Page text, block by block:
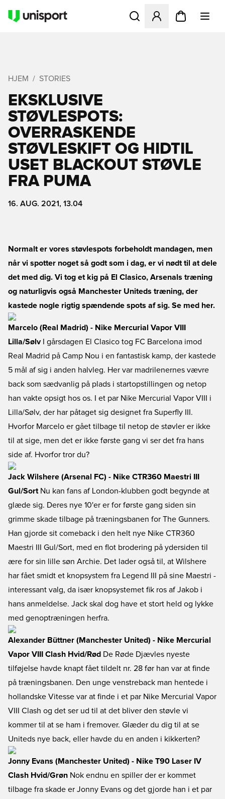
Åbner en Modal til at
HJEM STORIES
EKSKLUSIVE
STØVLESPOTS:
OVERRASKENDE
STØVLESKIFT OG HIDTIL
USET BLACKOUT STØVLE
FRA PUMA
16. AUG. 2021, 13.04
Normalt er vores støvlespots forbeholdt mandagen, men
når vi spotter noget så godt som i dag, er vi nødt til at dele
det med dig. Vi tog et kig på El Clasico, Arsenals træning
og naturligvis også Manchester Uniteds træning, der
kastede nogle rigtig spændende spots af sig. Se med her.
Marcelo (Real Madrid) - Nike Mercurial Vapor VIII
Lilla/SølvI gårsdagen El Clasico tog FC Barcelona imod
Real Madrid på Camp Nou i en fantastisk kamp, der kastede
5 mål af sig i anden halvleg. Her var madrilenernes vævre
back som sædvanlig på plads i startopstillingen og netop
han vakte opsigt hos os. I et par Nike Mercurial Vapor VIII i
Lilla/Sølv, der har påtaget sig designet fra Superfly III.
Hvorfor Marcelo er gået tilbage til netop de støvler er ikke
til at sige, men det er ikke første gang vi ser det fra hans
side af. Hvorfor tror du?
Jack Wilshere (Arsenal FC) - Nike CTR360 Maestri III
Gul/Sort Nu kan fans af London-klubben godt begynde at
glæde sig. Deres nye 10'er er for første gang siden sin
grimme skade tilbage på træningsbanen for The Gunners.
Han gjorde sit comeback i den helt nye Nike CTR360
Maestri III Gul/Sort, med en flot brodering på ydersiden til
ære for sin lille søn Archie. Det lader også til, at Wilshere
har fået smidt et knopsystem fra Legend III på sine Maestri -
interessant valg, da især knopsystemet fik ros af Jakob i
hans anmeldelse. Jack skal dog have et stort held og lykke
med genoptræningen herfra.
Alexander Büttner (Manchester United) - Nike Mercurial
Vapor VIII Clash Hvid/Rød De Røde Djævles nyeste
tilføjelse havde knapt fået tildelt nr. 28 før han var at finde
på træningsbanen. Den unge venstreback man hentede i
hollandske Vitesse var at finde i et par Nike Mercurial Vapor
VIII Clash og det ser ud til at det bliver den støvle vi
kommer til at se ham i fremover. Glæder du dig til at se
Uniteds nye back, eller havde du en anden i kikkerten?
Jonny Evans (Manchester United) - Nike T90 Laser IV
Clash Hvid/Grøn Nok endnu en spiller der er kommet
tilbage fra skade er Jonny Evans og det gjorde han i et par